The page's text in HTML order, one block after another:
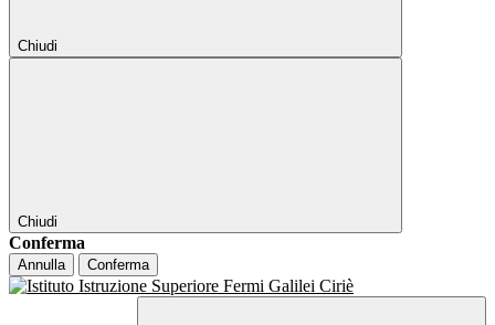
Chiudi
Chiudi
Conferma
Annulla Conferma